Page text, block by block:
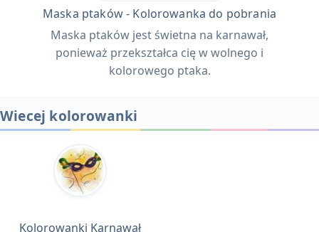
Maska ptaków - Kolorowanka do pobrania
Maska ptaków jest świetna na karnawał,
ponieważ przekształca cię w wolnego i
kolorowego ptaka.
Wiecej kolorowanki
Kolorowanki Karnawał